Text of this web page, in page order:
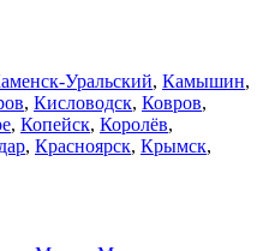
Уральский, Камышин,
, Кисловодск, Ковров,
, Копейск, Королёв,
, Красноярск, Крымск,